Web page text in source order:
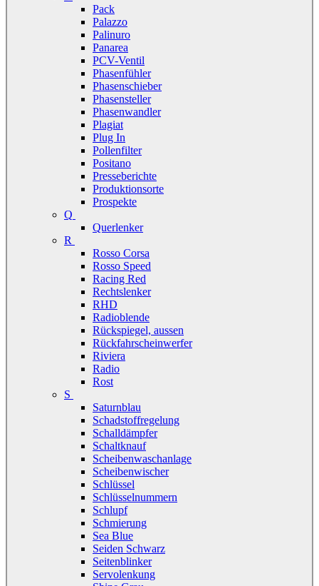
Pack
Palazzo
Palinuro
Panarea
PCV-Ventil
Phasenfühler
Phasenschieber
Phasensteller
Phasenwandler
Plagiat
Plug In
Pollenfilter
Positano
Presseberichte
Produktionsorte
Prospekte
Q
Querlenker
R
Rosso Corsa
Rosso Speed
Racing Red
Rechtslenker
RHD
Radioblende
Rückspiegel, aussen
Rückfahrscheinwerfer
Riviera
Radio
Rost
S
Saturnblau
Schadstoffregelung
Schalldämpfer
Schaltknauf
Scheibenwaschanlage
Scheibenwischer
Schlüssel
Schlüsselnummern
Schlupf
Schmierung
Sea Blue
Seiden Schwarz
Seitenblinker
Servolenkung